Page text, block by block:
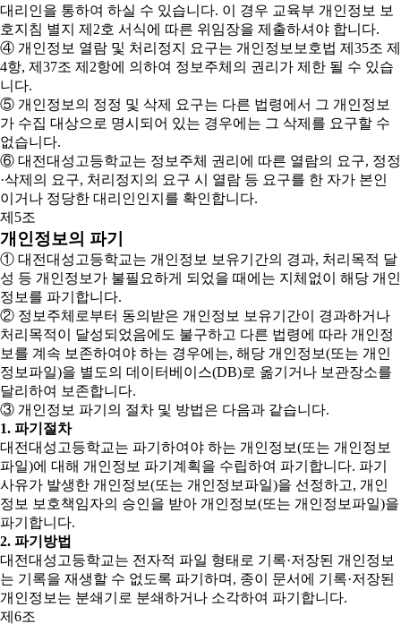
대리인을 통하여 하실 수 있습니다. 이 경우 교육부 개인정보 보
호지침 별지 제2호 서식에 따른 위임장을 제출하셔야 합니다.
④ 개인정보 열람 및 처리정지 요구는 개인정보보호법 제35조 제
4항, 제37조 제2항에 의하여 정보주체의 권리가 제한 될 수 있습
니다.
⑤ 개인정보의 정정 및 삭제 요구는 다른 법령에서 그 개인정보
가 수집 대상으로 명시되어 있는 경우에는 그 삭제를 요구할 수
없습니다.
⑥ 대전대성고등학교는 정보주체 권리에 따른 열람의 요구, 정정
·삭제의 요구, 처리정지의 요구 시 열람 등 요구를 한 자가 본인
이거나 정당한 대리인인지를 확인합니다.
제5조
개인정보의 파기
① 대전대성고등학교는 개인정보 보유기간의 경과, 처리목적 달
성 등 개인정보가 불필요하게 되었을 때에는 지체없이 해당 개인
정보를 파기합니다.
② 정보주체로부터 동의받은 개인정보 보유기간이 경과하거나
처리목적이 달성되었음에도 불구하고 다른 법령에 따라 개인정
보를 계속 보존하여야 하는 경우에는, 해당 개인정보(또는 개인
정보파일)을 별도의 데이터베이스(DB)로 옮기거나 보관장소를
달리하여 보존합니다.
③ 개인정보 파기의 절차 및 방법은 다음과 같습니다.
1. 파기절차
대전대성고등학교는 파기하여야 하는 개인정보(또는 개인정보
파일)에 대해 개인정보 파기계획을 수립하여 파기합니다. 파기
사유가 발생한 개인정보(또는 개인정보파일)을 선정하고, 개인
정보 보호책임자의 승인을 받아 개인정보(또는 개인정보파일)을
파기합니다.
2. 파기방법
대전대성고등학교는 전자적 파일 형태로 기록·저장된 개인정보
는 기록을 재생할 수 없도록 파기하며, 종이 문서에 기록·저장된
개인정보는 분쇄기로 분쇄하거나 소각하여 파기합니다.
제6조